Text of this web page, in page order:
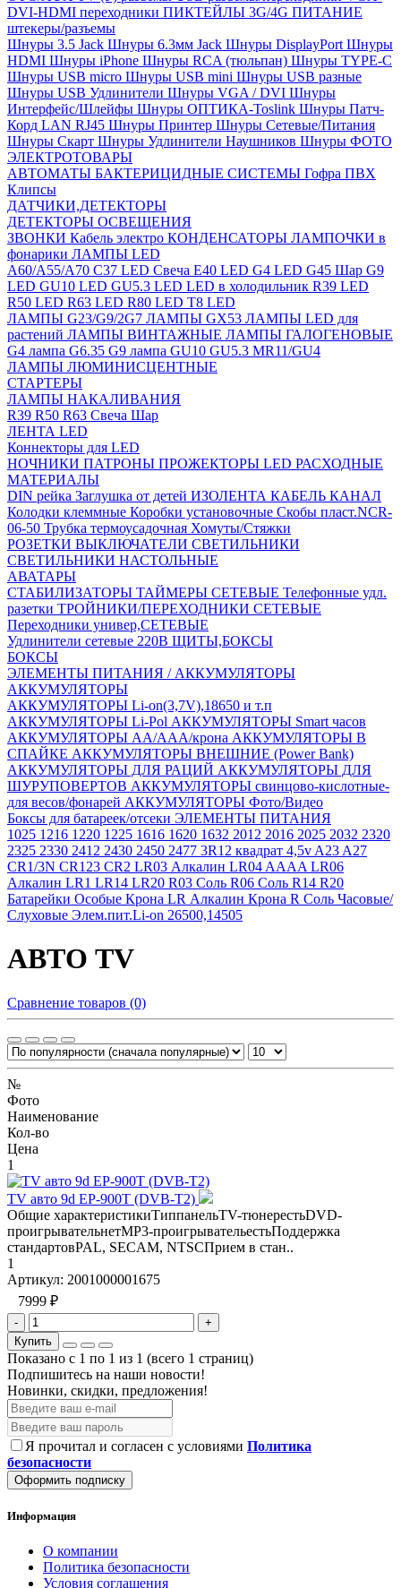
DVI-HDMI переходники ПИКТЕЙЛЫ 3G/4G ПИТАНИЕ
штекеры/разъемы
Шнуры 3.5 Jack Шнуры 6.3мм Jack Шнуры DisplayPort Шнуры
HDMI Шнуры iPhone Шнуры RCA (тюльпан) Шнуры TYPE-C
Шнуры USB micro Шнуры USB mini Шнуры USB разные
Шнуры USB Удлинители Шнуры VGA / DVI Шнуры
Интерфейс/Шлейфы Шнуры ОПТИКА-Toslink Шнуры Патч-
Корд LAN RJ45 Шнуры Принтер Шнуры Сетевые/Питания
Шнуры Скарт Шнуры Удлинители Наушников Шнуры ФОТО
ЭЛЕКТРОТОВАРЫ
АВТОМАТЫ БАКТЕРИЦИДНЫЕ СИСТЕМЫ Гофра ПВХ
Клипсы
ДАТЧИКИ,ДЕТЕКТОРЫ
ДЕТЕКТОРЫ ОСВЕЩЕНИЯ
ЗВОНКИ Кабель электро КОНДЕНСАТОРЫ ЛАМПОЧКИ в
фонарики ЛАМПЫ LED
A60/A55/A70 C37 LED Свеча E40 LED G4 LED G45 Шар G9
LED GU10 LED GU5.3 LED LED в холодильник R39 LED
R50 LED R63 LED R80 LED T8 LED
ЛАМПЫ G23/G9/2G7 ЛАМПЫ GX53 ЛАМПЫ LED для
растений ЛАМПЫ ВИНТАЖНЫЕ ЛАМПЫ ГАЛОГЕНОВЫЕ
G4 лампа G6.35 G9 лампа GU10 GU5.3 MR11/GU4
ЛАМПЫ ЛЮМИНИСЦЕНТНЫЕ
СТАРТЕРЫ
ЛАМПЫ НАКАЛИВАНИЯ
R39 R50 R63 Свеча Шар
ЛЕНТА LED
Коннекторы для LED
НОЧНИКИ ПАТРОНЫ ПРОЖЕКТОРЫ LED РАСХОДНЫЕ
МАТЕРИАЛЫ
DIN рейка Заглушка от детей ИЗОЛЕНТА КАБЕЛЬ КАНАЛ
Колодки клеммные Коробки установочные Скобы пласт.NCR-
06-50 Трубка термоусадочная Хомуты/Стяжки
РОЗЕТКИ ВЫКЛЮЧАТЕЛИ СВЕТИЛЬНИКИ
СВЕТИЛЬНИКИ НАСТОЛЬНЫЕ
АВАТАРЫ
СТАБИЛИЗАТОРЫ ТАЙМЕРЫ СЕТЕВЫЕ Телефонные удл.
разетки ТРОЙНИКИ/ПЕРЕХОДНИКИ СЕТЕВЫЕ
Переходники универ,СЕТЕВЫЕ
Удлинители сетевые 220В ЩИТЫ,БОКСЫ
БОКСЫ
ЭЛЕМЕНТЫ ПИТАНИЯ / АККУМУЛЯТОРЫ
АККУМУЛЯТОРЫ
АККУМУЛЯТОРЫ Li-on(3,7V),18650 и т.п
АККУМУЛЯТОРЫ Li-Pol АККУМУЛЯТОРЫ Smart часов
АККУМУЛЯТОРЫ АА/ААА/крона АККУМУЛЯТОРЫ В
СПАЙКЕ АККУМУЛЯТОРЫ ВНЕШНИЕ (Power Bank)
АККУМУЛЯТОРЫ ДЛЯ РАЦИЙ АККУМУЛЯТОРЫ ДЛЯ
ШУРУПОВЕРТОВ АККУМУЛЯТОРЫ свинцово-кислотные-
для весов/фонарей АККУМУЛЯТОРЫ Фото/Видео
Боксы для батареек/отсеки ЭЛЕМЕНТЫ ПИТАНИЯ
1025 1216 1220 1225 1616 1620 1632 2012 2016 2025 2032 2320
2325 2330 2412 2430 2450 2477 3R12 квадрат 4,5v A23 A27
CR1/3N CR123 CR2 LR03 Алкалин LR04 AAAA LR06
Алкалин LR1 LR14 LR20 R03 Соль R06 Соль R14 R20
Батарейки Особые Крона LR Алкалин Крона R Соль Часовые/
Слуховые Элем.пит.Li-on 26500,14505
АВТО TV
Сравнение товаров (0)
№
Фото
Наименование
Кол-во
Цена
1
TV авто 9d EP-900T (DVB-T2)
Общие характеристикиТиппанельTV-тюнерестьDVD-
проигрывательнетMP3-проигрывательестьПоддержка
стандартовPAL, SECAM, NTSCПрием в стан..
1
Артикул: 2001000001675
7999 ₽
-
+
Купить
Показано с 1 по 1 из 1 (всего 1 страниц)
Подпишитесь на наши новости!
Новинки, скидки, предложения!
Я прочитал и согласен с условиями Политика
безопасности
Оформить подписку
Информация
О компании
Политика безопасности
Условия соглашения